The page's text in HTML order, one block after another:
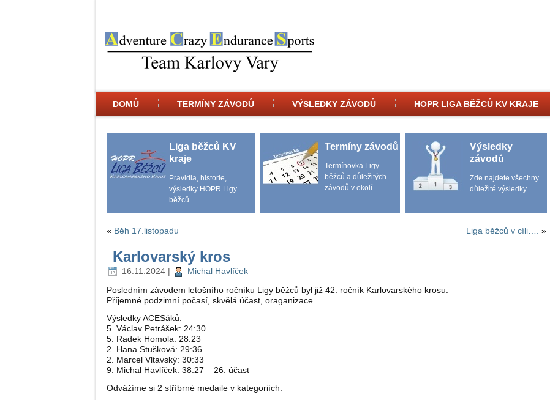
DOMŮ TERMÍNY ZÁVODŮ VÝSLEDKY ZÁVODŮ HOPR LIGA BĚŽCŮ KV KRAJE
Liga běžců KV
kraje
Pravidla, historie,
výsledky HOPR Ligy
běžců.
Termíny závodů
Termínovka Ligy
běžců a důležitých
závodů v okolí.
Výsledky
závodů
Zde najdete všechny
důležité výsledky.
« Běh 17.listopadu Liga běžců v cíli…. »
Karlovarský kros
16.11.2024 |
Michal Havlíček
Posledním závodem letošního ročníku Ligy běžců byl již 42. ročník Karlovarského krosu.
Příjemné podzimní počasí, skvělá účast, oraganizace.
Výsledky ACESáků:
5. Václav Petrášek: 24:30
5. Radek Homola: 28:23
2. Hana Stušková: 29:36
2. Marcel Vltavský: 30:33
9. Michal Havlíček: 38:27 – 26. účast
Odvážíme si 2 stříbrné medaile v kategoriích.